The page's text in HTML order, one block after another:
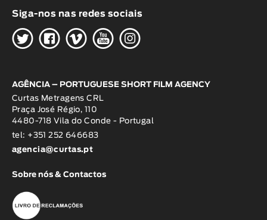
Siga-nos nas redes sociais
HGWOK
AGÊNCIA – PORTUGUESE SHORT FILM AGENCY
Curtas Metragens CRL
Praça José Régio, 110
4480-718 Vila do Conde - Portugal
tel: +351 252 646683
agencia@curtas.pt
Sobre nós & Contactos